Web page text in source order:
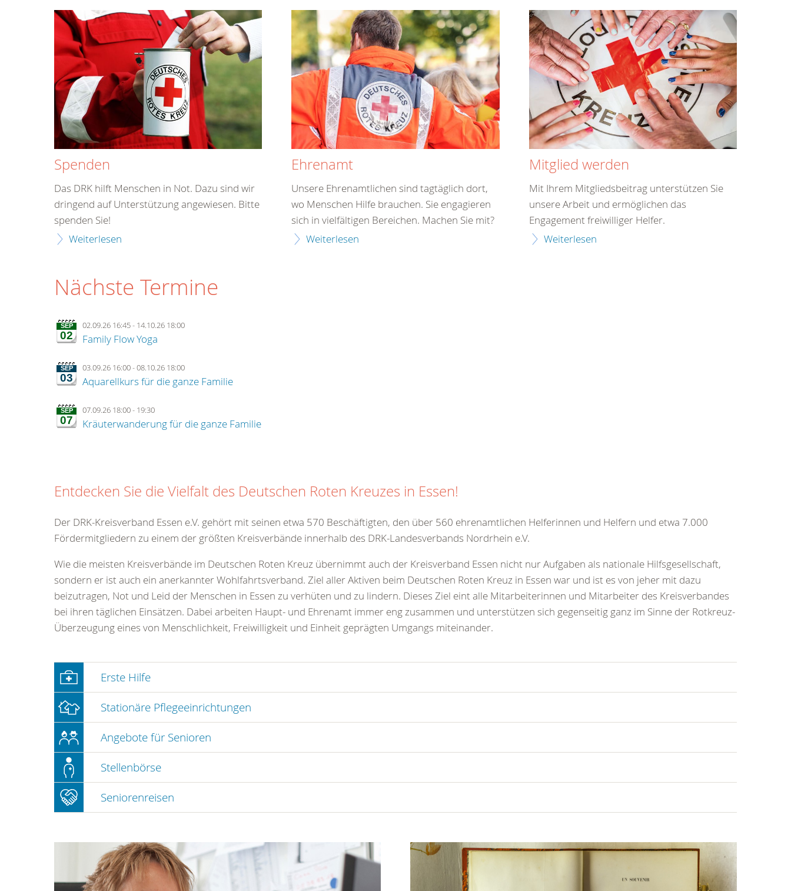
Spenden
Das DRK hilft Menschen in Not. Dazu sind wir
dringend auf Unterstützung angewiesen. Bitte
spenden Sie!
Weiterlesen
Ehrenamt
Unsere Ehrenamtlichen sind tagtäglich dort,
wo Menschen Hilfe brauchen. Sie engagieren
sich in vielfältigen Bereichen. Machen Sie mit?
Weiterlesen
Mitglied werden
Mit Ihrem Mitgliedsbeitrag unterstützen Sie
unsere Arbeit und ermöglichen das
Engagement freiwilliger Helfer.
Weiterlesen
Nächste Termine
SEP
02
02.09.26 16:45- 14.10.26 18:00
Family Flow Yoga
SEP
03
03.09.26 16:00-08.10.26 18:00
Aquarellkurs für die ganze Familie
SEP
07
07.09.26 18:00- 19:30
Kräuterwanderung für die ganze Familie
Entdecken Sie die Vielfalt des Deutschen Roten Kreuzes in Essen!
Der DRK-Kreisverband Essen e.V. gehört mit seinen etwa 570 Beschäftigten, den über 560 ehrenamtlichen Helferinnen und Helfern und etwa 7.000
Fördermitgliedern zu einem der größten Kreisverbände innerhalb des DRK-Landesverbands Nordrhein e.V.
Wie die meisten Kreisverbände im Deutschen Roten Kreuz übernimmt auch der Kreisverband Essen nicht nur Aufgaben als nationale Hilfsgesellschaft,
sondern er ist auch ein anerkannter Wohlfahrtsverband. Ziel aller Aktiven beim Deutschen Roten Kreuz in Essen war und ist es von jeher mit dazu
beizutragen, Not und Leid der Menschen in Essen zu verhüten und zu lindern. Dieses Ziel eint alle Mitarbeiterinnen und Mitarbeiter des Kreisverbandes
bei ihren täglichen Einsätzen. Dabei arbeiten Haupt- und Ehrenamt immer eng zusammen und unterstützen sich gegenseitig ganz im Sinne der Rotkreuz-
Überzeugung eines von Menschlichkeit, Freiwilligkeit und Einheit geprägten Umgangs miteinander.
Erste Hilfe
Stationäre Pflegeeinrichtungen
Angebote für Senioren
Stellenbörse
Seniorenreisen